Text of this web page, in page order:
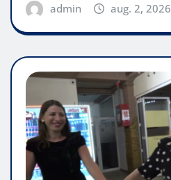
admin aug. 2, 2026